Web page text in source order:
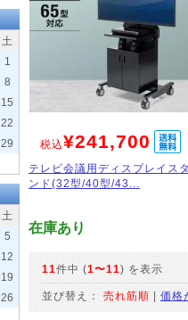
土
1
8
15
22
29
土
5
12
19
26
税込¥241,700
テレビ会議用ディスプレイスタ
ンド(32型/40型/43...
在庫あり
11件中 (1〜11) を表示
並び替え： 売れ筋順 価格